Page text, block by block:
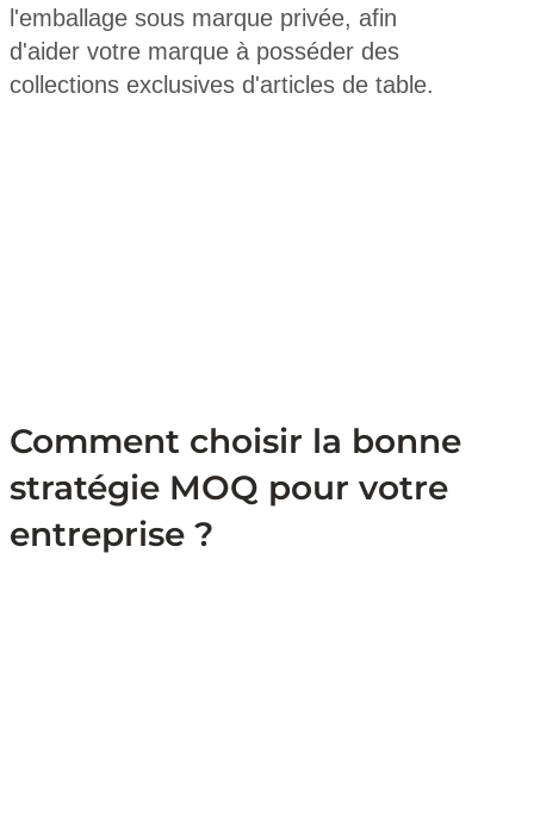
l'emballage sous marque privée, afin
d'aider votre marque à posséder des
collections exclusives d'articles de table.
Comment choisir la bonne
stratégie MOQ pour votre
entreprise ?